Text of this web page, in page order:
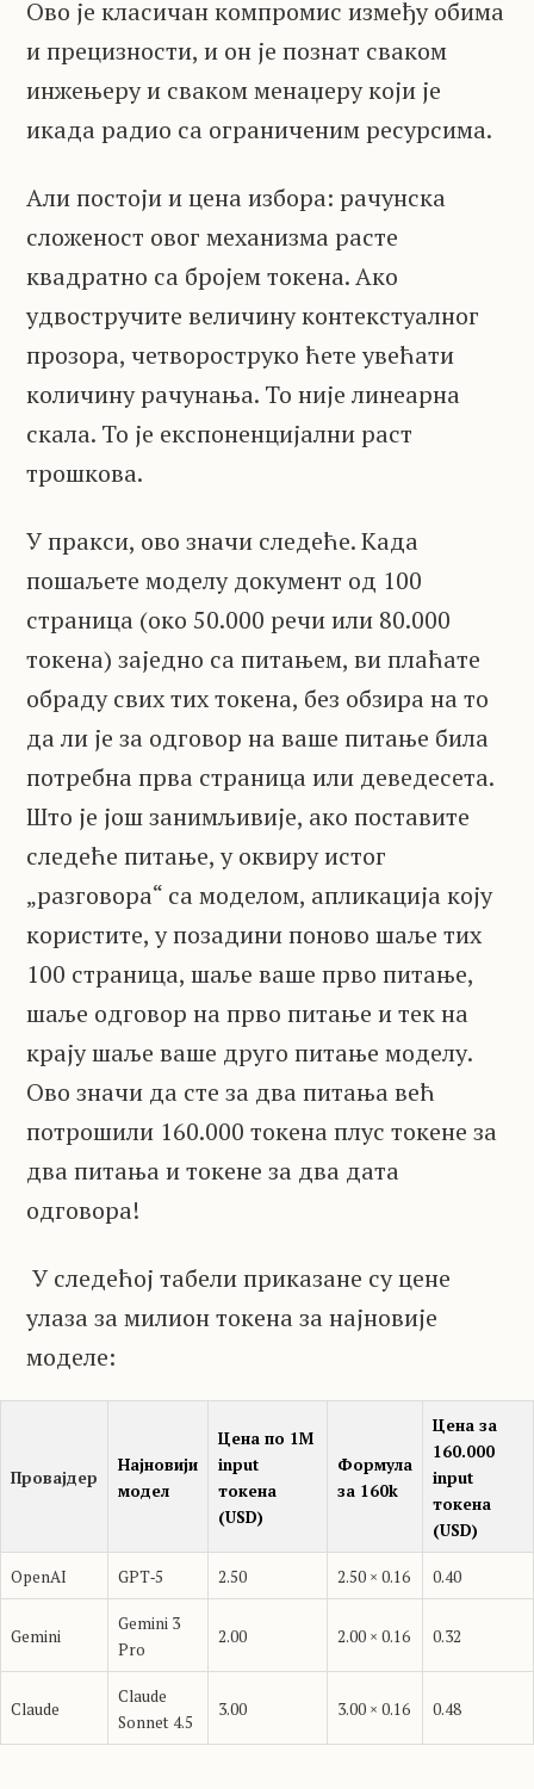
Ово је класичан компромис између обима
и прецизности, и он је познат сваком
инжењеру и сваком менаџеру који је
икада радио са ограниченим ресурсима.
Али постоји и цена избора: рачунска
сложеност овог механизма расте
квадратно са бројем токена. Ако
удвостручите величину контекстуалног
прозора, четвороструко ћете увећати
количину рачунања. То није линеарна
скала. То је експоненцијални раст
трошкова.
У пракси, ово значи следеће. Када
пошаљете моделу документ од 100
страница (око 50.000 речи или 80.000
токена) заједно са питањем, ви плаћате
обраду свих тих токена, без обзира на то
да ли је за одговор на ваше питање била
потребна прва страница или деведесета.
Што је још занимљивије, ако поставите
следеће питање, у оквиру истог
„разговора“ са моделом, апликација коју
користите, у позадини поново шаље тих
100 страница, шаље ваше прво питање,
шаље одговор на прво питање и тек на
крају шаље ваше друго питање моделу.
Ово значи да сте за два питања већ
потрошили 160.000 токена плус токене за
два питања и токене за два дата
одговора!
У следећој табели приказане су цене
улаза за милион токена за најновије
моделе:
Провајдер
Најновији
модел
Цена по 1M
input
токена
(USD)
Формула
за 160k
Цена за
160.000
input
токена
(USD)
OpenAI GPT‑5 2.50 2.50 × 0.16 0.40
Gemini
Gemini 3
Pro
2.00 2.00 × 0.16 0.32
Claude
Claude
Sonnet 4.5
3.00 3.00 × 0.16 0.48